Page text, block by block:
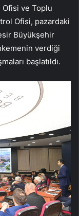
Ofisi ve Toplu
Ofisi, pazardaki
Büyükşehir
verdiği
başlatıldı.